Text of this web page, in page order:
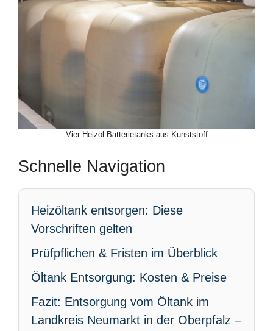
Vier Heizöl Batterietanks aus Kunststoff
Schnelle Navigation
Heizöltank entsorgen: Diese
Vorschriften gelten
Prüfpflichen & Fristen im Überblick
Öltank Entsorgung: Kosten & Preise
Fazit: Entsorgung vom Öltank im
Landkreis Neumarkt in der Oberpfalz –